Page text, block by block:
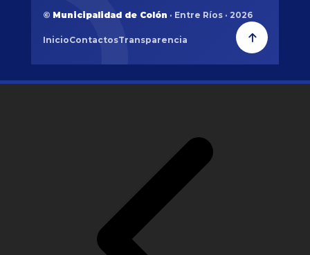
© Municipalidad de Colón · Entre Ríos · 2026
InicioContactosTransparencia